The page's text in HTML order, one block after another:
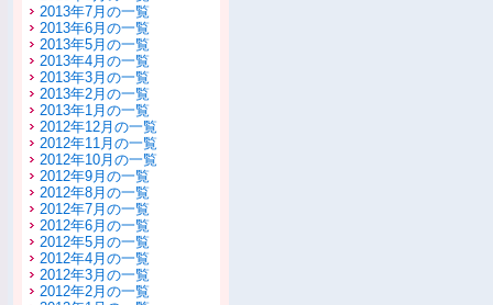
2013年7月の一覧
2013年6月の一覧
2013年5月の一覧
2013年4月の一覧
2013年3月の一覧
2013年2月の一覧
2013年1月の一覧
2012年12月の一覧
2012年11月の一覧
2012年10月の一覧
2012年9月の一覧
2012年8月の一覧
2012年7月の一覧
2012年6月の一覧
2012年5月の一覧
2012年4月の一覧
2012年3月の一覧
2012年2月の一覧